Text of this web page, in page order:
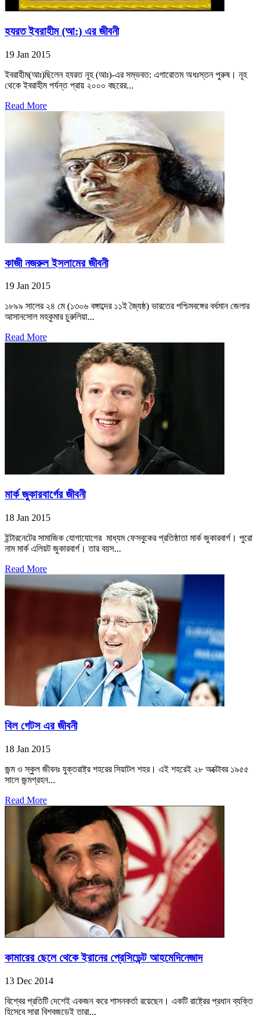
হযরত ইবরাহীম (আ:) এর জীবনী
19 Jan 2015
ইবরাহীম(আঃ)ছিলেন হযরত নূহ (আঃ)-এর সম্ভবত: এগারোতম অধঃস্তন পুরুষ। নূহ
থেকে ইবরাহীম পর্যন্ত প্রায় ২০০০ বছরের...
Read More
কাজী নজরুল ইসলামের জীবনী
19 Jan 2015
১৮৯৯ সালের ২৪ মে (১৩০৬ বঙ্গাব্দের ১১ই জ্যৈষ্ঠ) ভারতের পশ্চিমবঙ্গের বর্ধমান জেলার
আসানসোল মহকুমার চুরুলিয়া...
Read More
মার্ক জুকারবার্গের জীবনী
18 Jan 2015
ইন্টারনেটের সামাজিক যোগাযোগের মাধ্যম ফেসবুকের প্রতিষ্ঠাতা মার্ক জুকারবার্গ। পুরো
নাম মার্ক এলিয়ট জুকারবার্গ। তার বয়স...
Read More
বিল গেটস এর জীবনী
18 Jan 2015
জন্ম ও স্কুল জীবনঃ যুক্তরাষ্ট্র শহরের সিয়াটল শহর। এই শহরেই ২৮ অক্টোবর ১৯৫৫
সালে জন্মগ্রহন...
Read More
কামারের ছেলে থেকে ইরানের প্রেসিডেন্ট আহমেদিনেজাদ
13 Dec 2014
বিশ্বের প্রতিটি দেশেই একজন করে শাসনকর্তা রয়েছেন। একটি রাষ্ট্রের প্রধান ব্যক্তি
হিসেবে সারা বিশ্বজুড়েই তারা...